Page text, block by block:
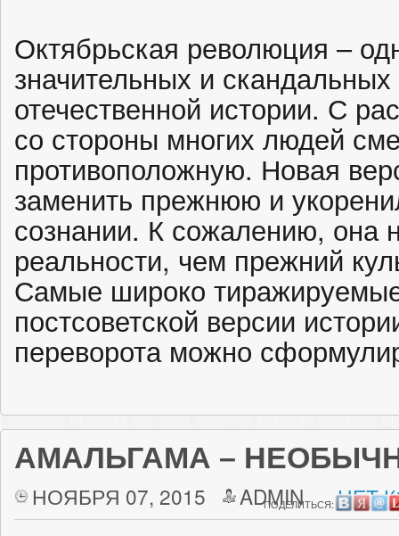
Октябрьская революция –
значительных и
отечественной истории. С
со стороны многих людей
противоположную. Новая
заменить прежнюю и
сознании. К сожалению, она
реальности, чем прежний
Самые широко
постсоветской версии
переворота можно
АМАЛЬГАМА –
НОЯБРЯ 07, 2015 ADMIN НЕТ
ПОДЕЛИТЬСЯ: